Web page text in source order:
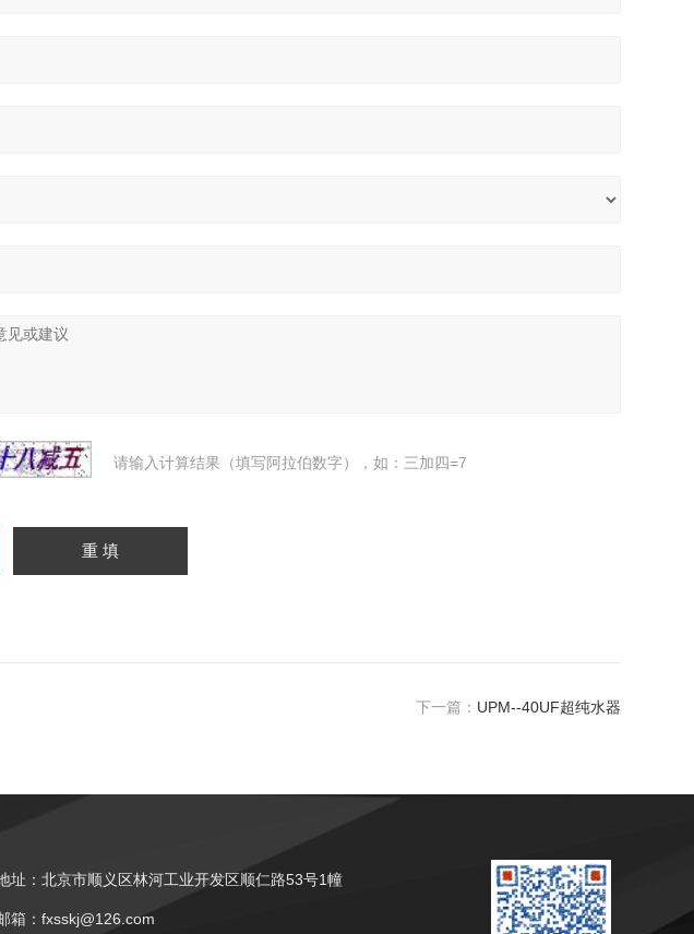
请输入计算结果（填写阿拉伯数字），如：三加四=7
下一篇： UPM--40UF超纯水器
址：北京市顺义区林河工业开发区顺仁路53号1幢
箱：fxsskj@126.com